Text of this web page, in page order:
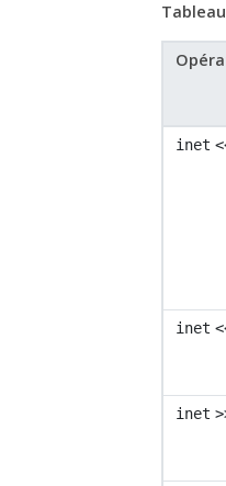
inet
inet
inet